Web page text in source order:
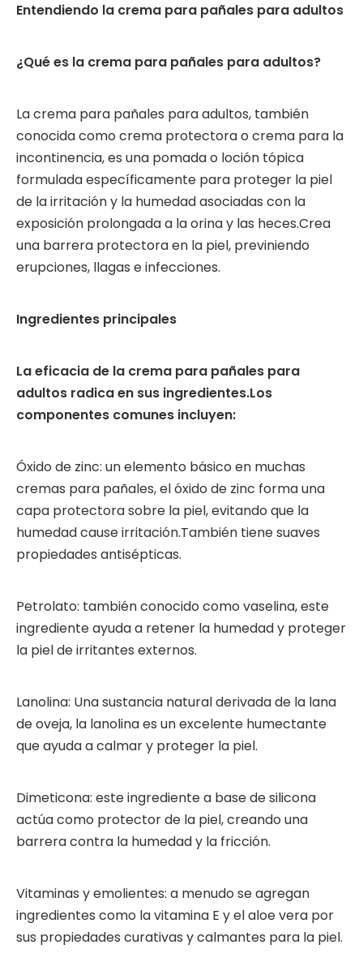
Entendiendo la crema para pañales para adultos
¿Qué es la crema para pañales para adultos?
La crema para pañales para adultos, también
conocida como crema protectora o crema para la
incontinencia, es una pomada o loción tópica
formulada específicamente para proteger la piel
de la irritación y la humedad asociadas con la
exposición prolongada a la orina y las heces.Crea
una barrera protectora en la piel, previniendo
erupciones, llagas e infecciones.
Ingredientes principales
La eficacia de la crema para pañales para
adultos radica en sus ingredientes.Los
componentes comunes incluyen:
Óxido de zinc: un elemento básico en muchas
cremas para pañales, el óxido de zinc forma una
capa protectora sobre la piel, evitando que la
humedad cause irritación.También tiene suaves
propiedades antisépticas.
Petrolato: también conocido como vaselina, este
ingrediente ayuda a retener la humedad y proteger
la piel de irritantes externos.
Lanolina: Una sustancia natural derivada de la lana
de oveja, la lanolina es un excelente humectante
que ayuda a calmar y proteger la piel.
Dimeticona: este ingrediente a base de silicona
actúa como protector de la piel, creando una
barrera contra la humedad y la fricción.
Vitaminas y emolientes: a menudo se agregan
ingredientes como la vitamina E y el aloe vera por
sus propiedades curativas y calmantes para la piel.